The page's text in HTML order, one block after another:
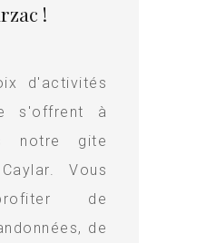
!
d'activités
s'offrent à
notre gite
Vous
de
de